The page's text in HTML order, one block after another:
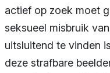
actief op zoek moet
seksueel misbruik
uitsluitend te vinden
deze strafbare